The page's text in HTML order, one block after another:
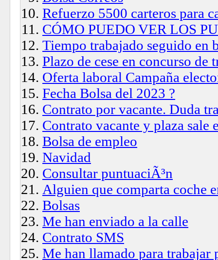
Refuerzo 5500 carteros para
CÓMO PUEDO VER LOS
Tiempo trabajado seguido en
Plazo de cese en concurso de
Oferta laboral Campaña
Fecha Bolsa del 2023 ?
Contrato por vacante. Duda
Contrato vacante y plaza sale
Bolsa de empleo
Navidad
Consultar puntuaciÃ³n
Alguien que comparta coche
Bolsas
Me han enviado a la calle
Contrato SMS
Me han llamado para trabajar